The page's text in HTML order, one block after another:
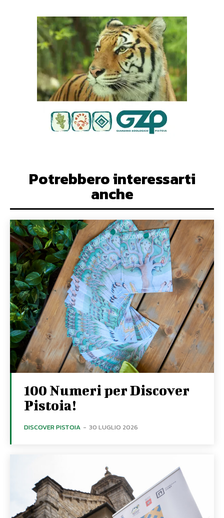
Potrebbero interessarti
anche
100 Numeri per Discover
Pistoia!
DISCOVER PISTOIA - 30 LUGLIO 2026